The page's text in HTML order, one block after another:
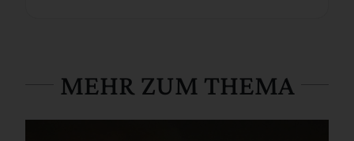
MEHR ZUM THEMA